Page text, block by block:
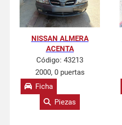
NISSAN ALMERA
ACENTA
Código: 43213
2000, 0 puertas
Ficha
Piezas